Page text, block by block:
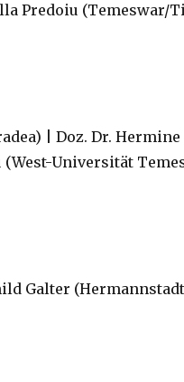
Predoiu (Temeswar/
| Doz. Dr.
Universität
Galter